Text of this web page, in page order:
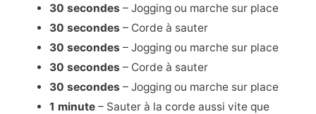
30 secondes – Jogging ou marche sur place
30 secondes – Corde à sauter
30 secondes – Jogging ou marche sur place
30 secondes – Corde à sauter
30 secondes – Jogging ou marche sur place
1 minute – Sauter à la corde aussi vite que